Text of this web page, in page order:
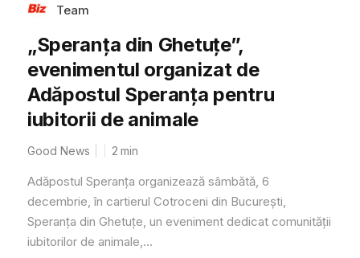
Team
„Speranța din Ghetuțe”,
evenimentul organizat de
Adăpostul Speranța pentru
iubitorii de animale
Good News 2 min
Adăpostul Speranța organizează sâmbătă, 6
decembrie, în cartierul Cotroceni din București,
Speranța din Ghetuțe, un eveniment dedicat comunității
iubitorilor de animale,...